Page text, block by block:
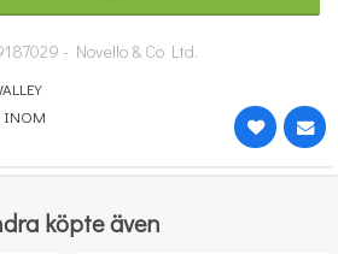
KÖP
- Novello & Co Ltd.
INOM
köpte även